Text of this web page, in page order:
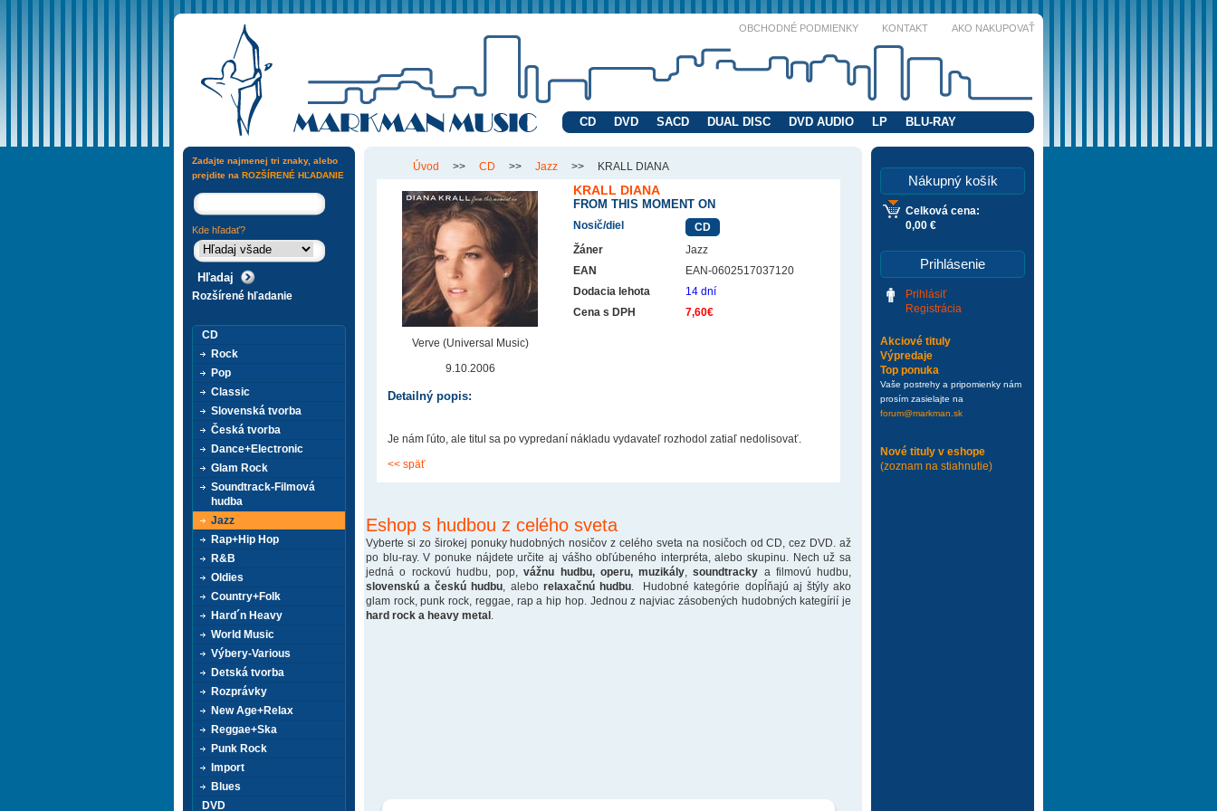
OBCHODNÉ PODMIENKY KONTAKT AKO NAKUPOVAŤ
CD DVD SACD DUAL DISC DVD AUDIO LP BLU-RAY
Úvod >> CD >> Jazz >> KRALL DIANA
Verve (Universal Music)
9.10.2006
KRALL DIANA
FROM THIS MOMENT ON
Nosič/diel
CD
Žáner
Jazz
EAN
EAN-0602517037120
Dodacia lehota
14 dní
Cena s DPH
7,60€
Detailný popis:
Je nám ľúto, ale titul sa po vypredaní nákladu vydavateľ rozhodol zatiaľ nedolisovať.
<< späť
Eshop s hudbou z celého sveta
Vyberte si zo širokej ponuky hudobných nosičov z celého sveta na nosičoch od CD, cez DVD. až
po blu-ray. V ponuke nájdete určite aj vášho obľúbeného interpréta, alebo skupinu. Nech už sa
jedná o rockovú hudbu, pop,vážnu hudbu, operu, muzikály ,soundtracky a filmovú hudbu,
slovenskú a českú hudbu , alebo relaxačnú hudbu. Hudobné kategórie dopĺňajú aj štýly ako
glam rock, punk rock, reggae, rap a hip hop. Jednou z najviac zásobených hudobných kategírií je
hard rock a heavy metal
Nákupný košík
Celková cena:
0,00 €
Prihlásenie
Prihlásiť
Registrácia
Akciové tituly
Výpredaje
Top ponuka
Vaše postrehy a pripomienky nám
prosím zasielajte na
forum@markman.sk
Nové tituly v eshope
(zoznam na stiahnutie)
Zadajte najmenej tri znaky, alebo
prejdite na ROZŠÍRENÉ HĽADANIE
Kde hľadať?
Rozšírené hľadanie
CD
Rock
Pop
Classic
Slovenská tvorba
Česká tvorba
Dance+Electronic
Glam Rock
Soundtrack-Filmová
hudba
Jazz
Rap+Hip Hop
R&B
Oldies
Country+Folk
Hard´n Heavy
World Music
Výbery-Various
Detská tvorba
Rozprávky
New Age+Relax
Reggae+Ska
Punk Rock
Import
Blues
DVD